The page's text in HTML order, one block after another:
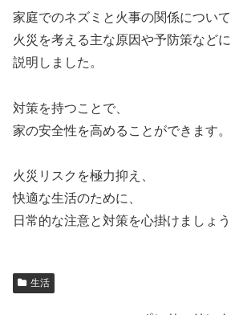
家庭でのネズミと火事の関係について
火災を考える主な原因や予防策など
説明しました。
対策を持つことで、
家の安全性を高めることができます。
火災リスクを極力抑え、
快適な生活のために、
日常的な注意と対策を心掛けましょう
生活